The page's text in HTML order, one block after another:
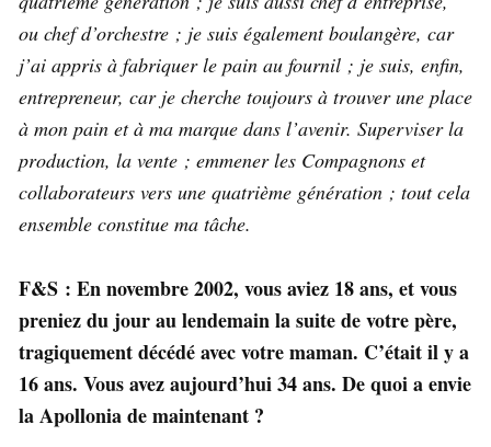
ou chef d’orchestre ; je suis également boulangère, car
j’ai appris à fabriquer le pain au fournil ; je suis, enfin,
entrepreneur, car je cherche toujours à trouver une place
à mon pain et à ma marque dans l’avenir. Superviser la
production, la vente ; emmener les Compagnons et
collaborateurs vers une quatrième génération ; tout cela
ensemble constitue ma tâche.
F&S : En novembre 2002, vous aviez 18 ans, et vous
preniez du jour au lendemain la suite de votre père,
tragiquement décédé avec votre maman. C’était il y a
16 ans. Vous avez aujourd’hui 34 ans. De quoi a envie
la Apollonia de maintenant ?